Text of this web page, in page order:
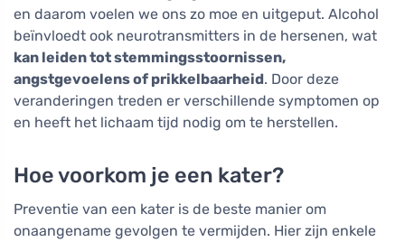
en daarom voelen we ons zo moe en uitgeput. Alcohol
beïnvloedt ook neurotransmitters in de hersenen, wat
kan leiden tot stemmingsstoornissen,
angstgevoelens of prikkelbaarheid. Door deze
veranderingen treden er verschillende symptomen op
en heeft het lichaam tijd nodig om te herstellen.
Hoe voorkom je een kater?
Preventie van een kater is de beste manier om
onaangename gevolgen te vermijden. Hier zijn enkele